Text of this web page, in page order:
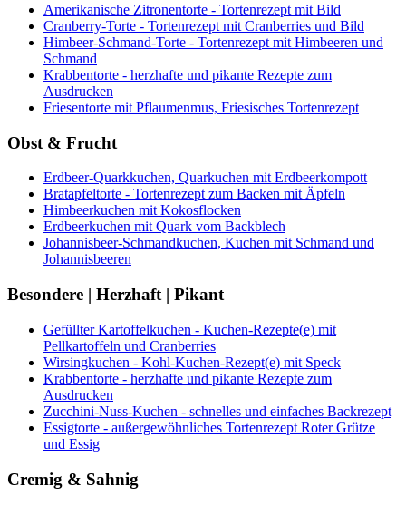
Amerikanische Zitronentorte - Tortenrezept mit Bild
Cranberry-Torte - Tortenrezept mit Cranberries und Bild
Himbeer-Schmand-Torte - Tortenrezept mit Himbeeren und
Schmand
Krabbentorte - herzhafte und pikante Rezepte zum
Ausdrucken
Friesentorte mit Pflaumenmus, Friesisches Tortenrezept
Obst & Frucht
Erdbeer-Quarkkuchen, Quarkuchen mit Erdbeerkompott
Bratapfeltorte - Tortenrezept zum Backen mit Äpfeln
Himbeerkuchen mit Kokosflocken
Erdbeerkuchen mit Quark vom Backblech
Johannisbeer-Schmandkuchen, Kuchen mit Schmand und
Johannisbeeren
Besondere | Herzhaft | Pikant
Gefüllter Kartoffelkuchen - Kuchen-Rezepte(e) mit
Pellkartoffeln und Cranberries
Wirsingkuchen - Kohl-Kuchen-Rezept(e) mit Speck
Krabbentorte - herzhafte und pikante Rezepte zum
Ausdrucken
Zucchini-Nuss-Kuchen - schnelles und einfaches Backrezept
Essigtorte - außergewöhnliches Tortenrezept Roter Grütze
und Essig
Cremig & Sahnig